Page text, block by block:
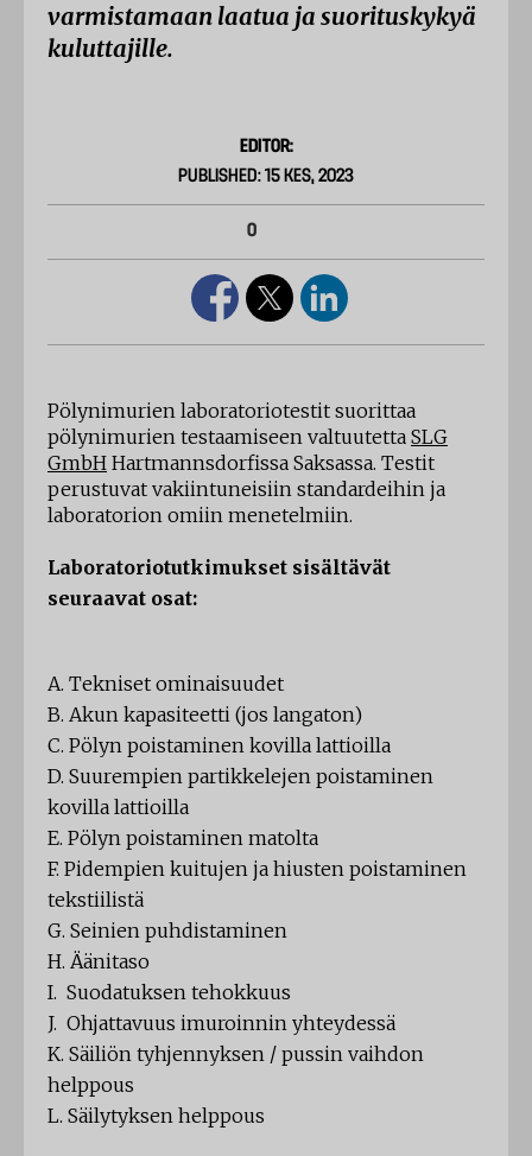
varmistamaan laatua ja suorituskykyä
kuluttajille.
EDITOR:
PUBLISHED: 15 KES, 2023
0
Pölynimurien laboratoriotestit suorittaa
pölynimurien testaamiseen valtuutetta SLG
GmbH Hartmannsdorfissa Saksassa. Testit
perustuvat vakiintuneisiin standardeihin ja
laboratorion omiin menetelmiin.
Laboratoriotutkimukset sisältävät
seuraavat osat:
A. Tekniset ominaisuudet
B. Akun kapasiteetti (jos langaton)
C. Pölyn poistaminen kovilla lattioilla
D. Suurempien partikkelejen poistaminen
kovilla lattioilla
E. Pölyn poistaminen matolta
F. Pidempien kuitujen ja hiusten poistaminen
tekstiilistä
G. Seinien puhdistaminen
H. Äänitaso
I. Suodatuksen tehokkuus
J. Ohjattavuus imuroinnin yhteydessä
K. Säiliön tyhjennyksen / pussin vaihdon
helppous
L. Säilytyksen helppous